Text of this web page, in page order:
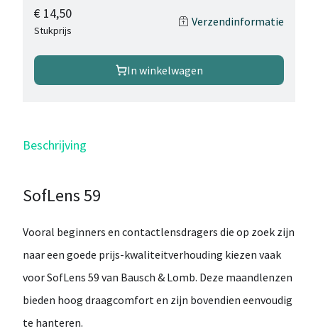
€ 14,50
Stukprijs
Verzendinformatie
In winkelwagen
Beschrijving
SofLens 59
Vooral beginners en contactlensdragers die op zoek zijn
naar een goede prijs-kwaliteitverhouding kiezen vaak
voorSofLens 59 van Bausch & Lomb. Deze maandlenzen
bieden hoog draagcomforten zijn bovendien eenvoudig
te hanteren.